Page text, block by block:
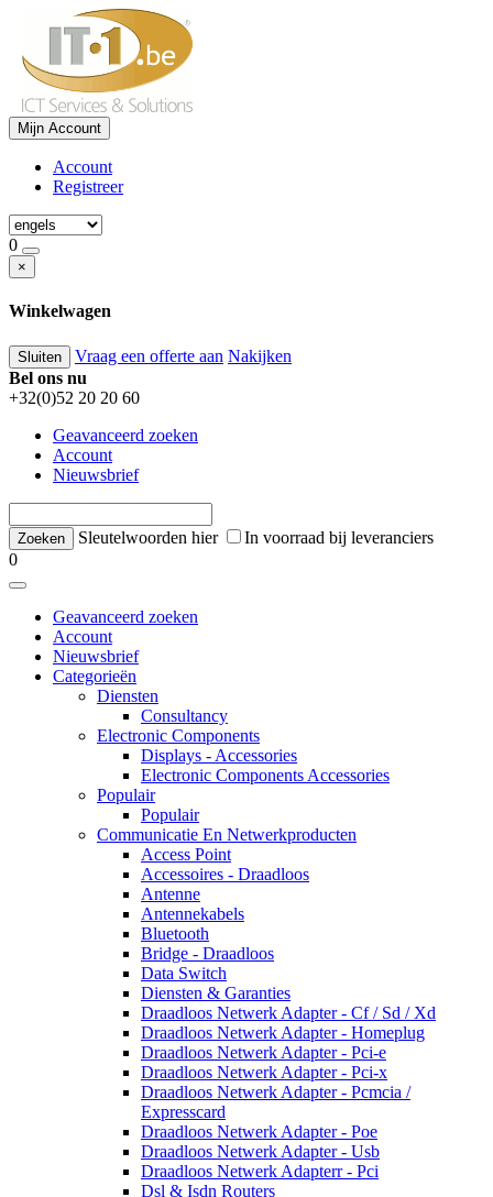
Mijn Account
Account
Registreer
0
×
Winkelwagen
Sluiten Vraag een offerte aan Nakijken
Bel ons nu
+32(0)52 20 20 60
Geavanceerd zoeken
Account
Nieuwsbrief
Sleutelwoorden hier
In voorraad bij leveranciers
0
Geavanceerd zoeken
Account
Nieuwsbrief
Categorieën
Diensten
Consultancy
Electronic Components
Displays - Accessories
Electronic Components Accessories
Populair
Populair
Communicatie En Netwerkproducten
Access Point
Accessoires - Draadloos
Antenne
Antennekabels
Bluetooth
Bridge - Draadloos
Data Switch
Diensten & Garanties
Draadloos Netwerk Adapter - Cf / Sd / Xd
Draadloos Netwerk Adapter - Homeplug
Draadloos Netwerk Adapter - Pci-e
Draadloos Netwerk Adapter - Pci-x
Draadloos Netwerk Adapter - Pcmcia /
Expresscard
Draadloos Netwerk Adapter - Poe
Draadloos Netwerk Adapter - Usb
Draadloos Netwerk Adapterr - Pci
Dsl & Isdn Routers